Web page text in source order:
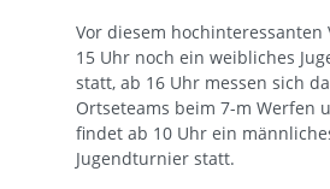
Vor diesem
15 Uhr noch ein weibliches
statt, ab 16 Uhr messen sich
Ortseteams beim 7-m Werfen
findet ab 10 Uhr ein
Jugendturnier statt.